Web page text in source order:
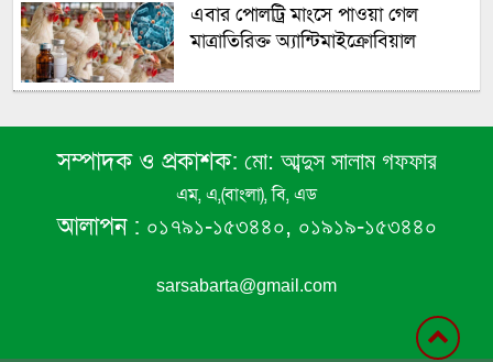
এবার পোলট্রি মাংসে পাওয়া গেল
মাত্রাতিরিক্ত অ্যান্টিমাইক্রোবিয়াল
আগামী ৫ মাসের মধ্যে শেষ হবে
ক্ষেপণাস্ত্র মজুদ! দারুণ শংকায় যুক্তরাষ্ট্র!
সম্পাদক ও প্রকাশক: মো: আব্দুস সালাম গফফার
এম, এ,(বাংলা), বি, এড
আলাপন : ০১৭৯১-১৫৩৪৪০, ০১৯১৯-১৫৩৪৪০
sarsabarta@gmail.com